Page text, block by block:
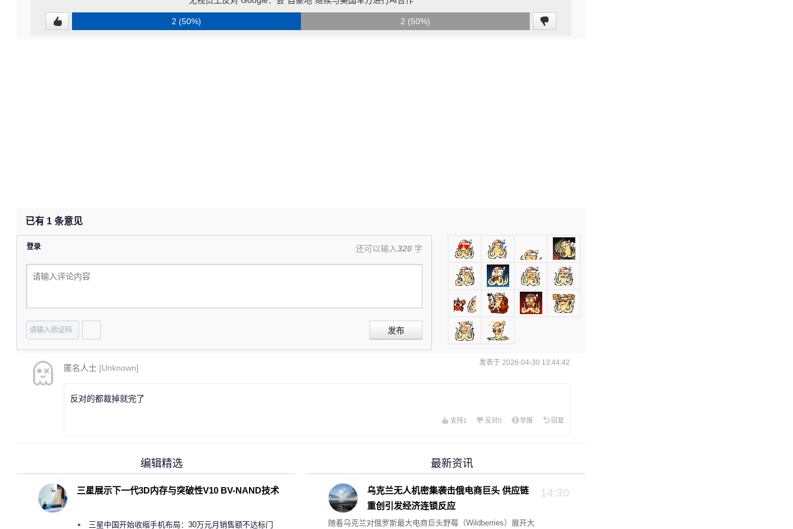
2 (50%) 2 (50%)
已有 1 条意见
登录 还可以输入320 字
发布
匿名人士 [Unknown]
发表于 2026-04-30 13:44:42
反对的都裁掉就完了
支持1 反对0 举报 回复
最新资讯
14:30
乌克兰无人机密集袭击俄电商巨头 供应链
重创引发经济连锁反应
随着乌克兰对俄罗斯最大电商巨头野莓（Wildberries）展开大
编辑精选
三星展示下一代3D内存与突破性V10 BV-NAND技术
三星中国开始收缩手机布局：30万元月销售额不达标门